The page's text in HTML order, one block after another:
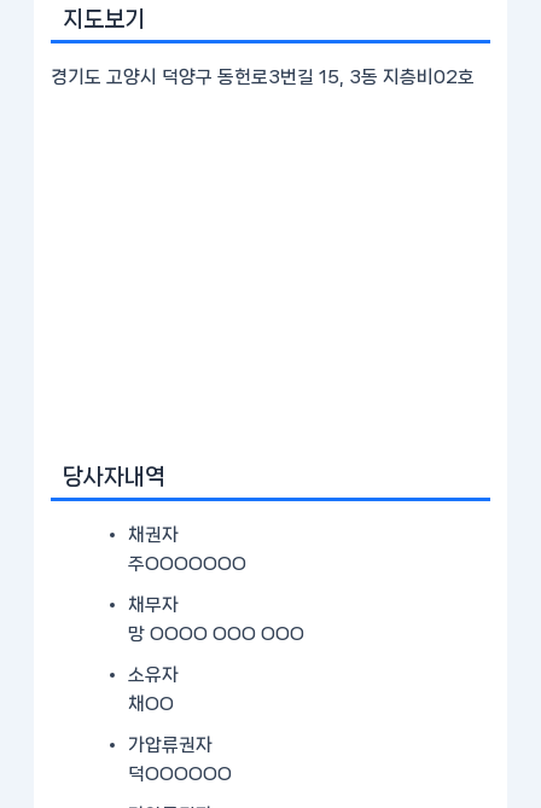
지도보기
경기도 고양시 덕양구 동헌로3번길 15, 3동 지층비02호
당사자내역
채권자
주OOOOOOO
채무자
망 OOOO OOO OOO
소유자
채OO
가압류권자
덕OOOOOO